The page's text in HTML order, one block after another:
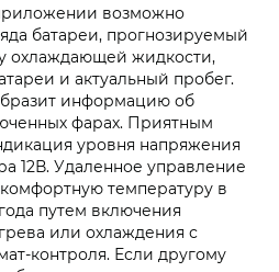
возможно
батареи, прогнозируемый
охлаждающей жидкости,
и актуальный пробег.
информацию об
фарах. Приятным
уровня напряжения
12В. Удаленное управление
температуру в
путем включения
или охлаждения с
контроля. Если другому